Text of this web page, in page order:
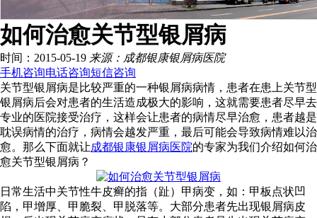
如何治愈关节型银屑病
时间：2015-05-19 来源：成都银康银屑病医院
手机咨询电话咨询短信咨询
关节型银屑病是比较严重的一种银屑病病情，患者在患上关节型
银屑病后会对患者的生活造成极大的影响，这就需要患者尽早去
专业的医院接受治疗，这样会让患者的病情尽早治愈，患者越是
耽误病情的治疗，病情会越发严重，最后可能会导致病情难以治
愈。那么下面就让成都银康银屑病医院的专家为我们介绍如何治
愈关节型银屑病？
日常生活中关节性牛皮癣的指（趾）甲病变，如：甲板点状凹
陷，甲增厚、甲脆裂、甲脱落等。大部分患者先出现银屑病皮